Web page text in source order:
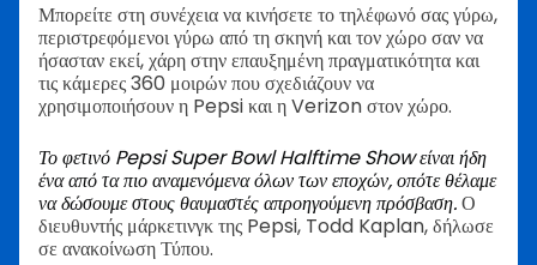
Μπορείτε στη συνέχεια να κινήσετε το τηλέφωνό σας γύρω,
περιστρεφόμενοι γύρω από τη σκηνή και τον χώρο σαν να
ήσασταν εκεί, χάρη στην επαυξημένη πραγματικότητα και
τις κάμερες 360 μοιρών που σχεδιάζουν να
χρησιμοποιήσουν η Pepsi και η Verizon στον χώρο.
Το φετινό Pepsi Super Bowl Halftime Show είναι ήδη
ένα από τα πιο αναμενόμενα όλων των εποχών, οπότε θέλαμε
να δώσουμε στους θαυμαστές απροηγούμενη πρόσβαση.Ο
διευθυντής μάρκετινγκ της Pepsi, Todd Kaplan, δήλωσε
σε ανακοίνωση Τύπου.